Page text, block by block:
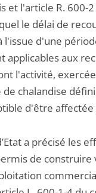
et l'article R. 600-
le délai de
l'issue d'une
applicables aux
l'activité,
chalandise
d'être
a précisé les
de construire